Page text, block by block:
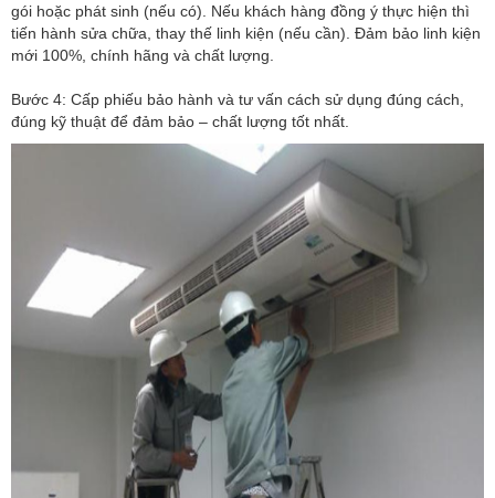
gói hoặc phát sinh (nếu có). Nếu khách hàng đồng ý thực hiện thì
tiến hành sửa chữa, thay thế linh kiện (nếu cần). Đảm bảo linh kiện
mới 100%, chính hãng và chất lượng.
Bước 4: Cấp phiếu bảo hành và tư vấn cách sử dụng đúng cách,
đúng kỹ thuật để đảm bảo – chất lượng tốt nhất.